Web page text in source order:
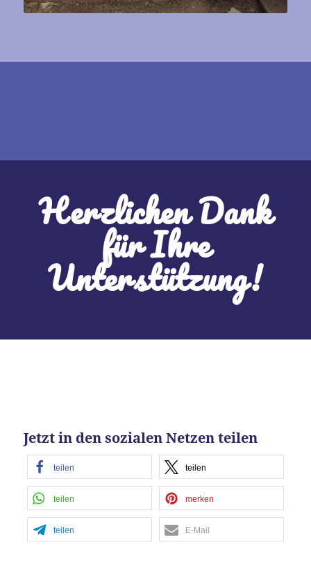
Herzlichen Dank
für Ihre
Unterstützung!
Jetzt in den sozialen Netzen teilen
teilen teilen
teilen merken
teilen E-Mail